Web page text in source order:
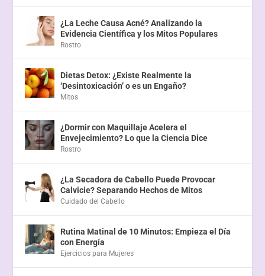
¿La Leche Causa Acné? Analizando la
Evidencia Científica y los Mitos Populares
Rostro
Dietas Detox: ¿Existe Realmente la
‘Desintoxicación’ o es un Engaño?
Mitos
¿Dormir con Maquillaje Acelera el
Envejecimiento? Lo que la Ciencia Dice
Rostro
¿La Secadora de Cabello Puede Provocar
Calvicie? Separando Hechos de Mitos
Cuidado del Cabello
Rutina Matinal de 10 Minutos: Empieza el Día
con Energía
Ejercicios para Mujeres